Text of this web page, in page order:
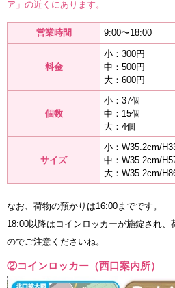
ア」の近くにあります。
営業時間 9:00〜18:00
料金
小：300円
中：500円
大：600円
個数
小：37個
中：15個
大：4個
サイズ
小：W35.2cm/
中：W35.2cm/
大：W35.2cm/
なお、荷物の預かりは16:00までです。
18:00以降はコインロッカーが施錠され
のでご注意くださいね。
②コインロッカー（西口案内所）